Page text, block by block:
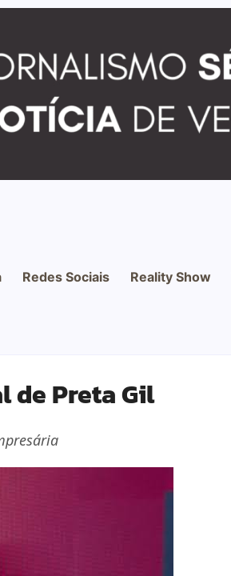
Redes Sociais Reality Show
de Preta Gil